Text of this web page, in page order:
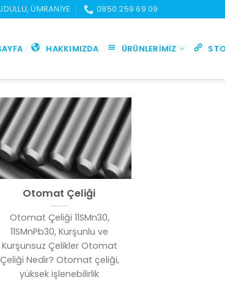
ÜMRANIYE 0850 259 69 09
HAKKIMIZDA ÜRÜNLERIMIZ
Otomat Çeliği
Otomat Çeliği 11SMn30,
11SMnPb30, Kurşunlu ve
Kurşunsuz Çelikler Otomat
Çeliği Nedir? Otomat çeliği,
yüksek işlenebilirlik